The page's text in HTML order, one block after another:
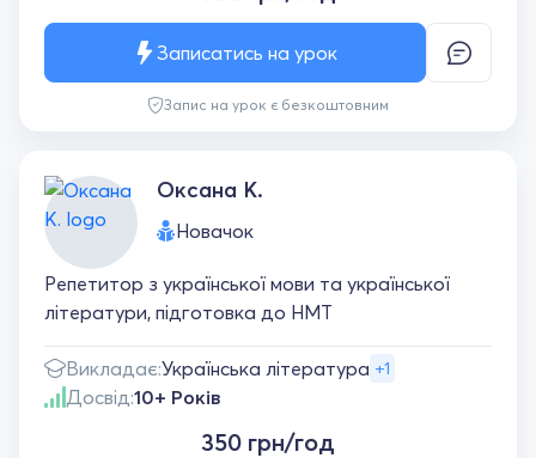
Запис на урок є безкоштовним
Записатись на урок
Оксана К.
Новачок
Репетитор з української мови та української
літератури, підготовка до НМТ
Викладає:Українська література +1
Досвід:10+ Років
350 грн/год